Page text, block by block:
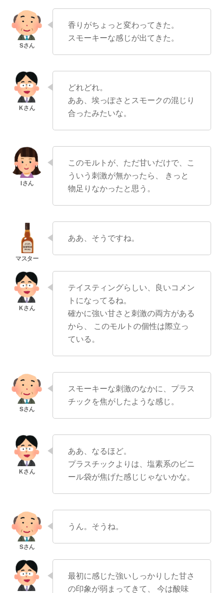
香りがちょっと変わってきた。
スモーキーな感じが出てきた。
どれどれ。
ああ、埃っぽさとスモークの混じり
合ったみたいな。
このモルトが、ただ甘いだけで、こ
ういう刺激が無かったら、 きっと
物足りなかったと思う。
ああ、そうですね。
テイスティングらしい、良いコメン
トになってるね。
確かに強い甘さと刺激の両方がある
から、 このモルトの個性は際立っ
ている。
スモーキーな刺激のなかに、プラス
チックを焦がしたような感じ。
ああ、なるほど。
プラスチックよりは、塩素系のビニ
ール袋が焦げた感じじゃないかな。
うん。そうね。
最初に感じた強いしっかりした甘さ
の印象が弱まってきて、 今は酸味